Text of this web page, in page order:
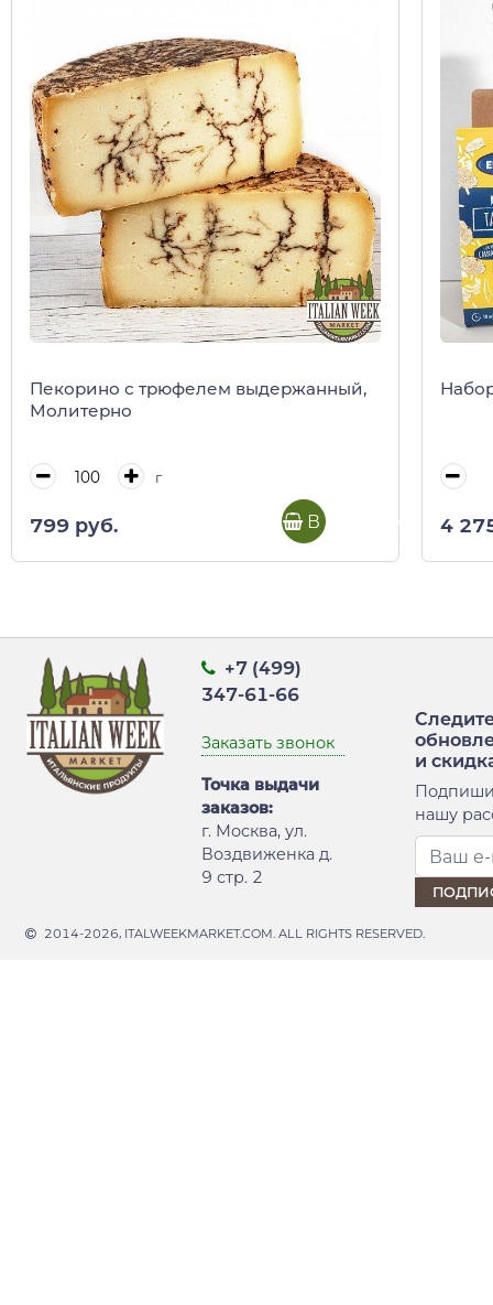
Пекорино с трюфелем выдержанный,
Молитерно
г
799 руб. В корзину 4
+7 (499)
347-61-66
Заказать звонок
Точка выдачи
заказов:
г. Москва, ул.
Воздвиженка д.
9 стр. 2
и
нашу
2014-2026, ITALWEEKMARKET.COM. ALL RIGHTS RESERVED.